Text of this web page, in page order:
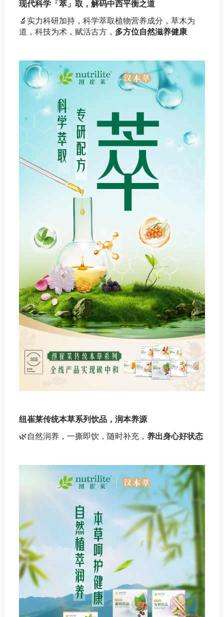
现代科学「萃」取，解码中西平衡之道
🔬 实力科研加持，科学萃取植物营养成分，草木为
道，科技为术，赋活古方， 多方位自然滋养健康
纽崔莱传统本草系列饮品，润本养源
🌿自然润养，一撕即饮，随时补充， 养出身心好状态